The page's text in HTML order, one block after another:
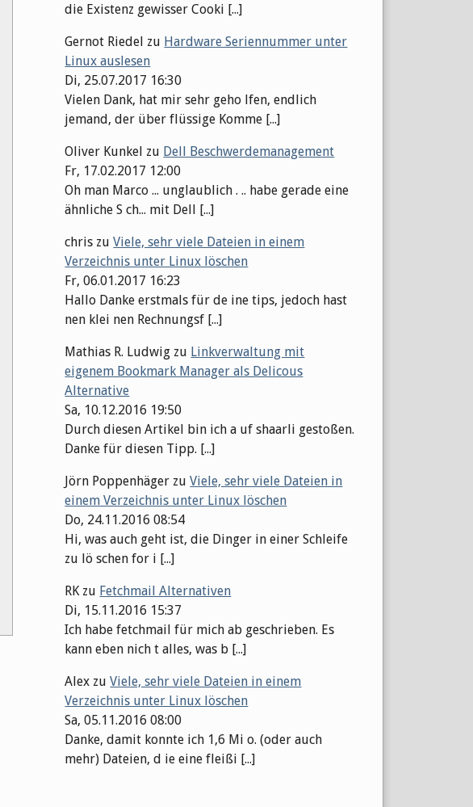
die Existenz gewisser Cooki [...]
Gernot Riedel zu Hardware Seriennummer unter
Linux auslesen
Di, 25.07.2017 16:30
Vielen Dank, hat mir sehr geho lfen, endlich
jemand, der über flüssige Komme [...]
Oliver Kunkel zu Dell Beschwerdemanagement
Fr, 17.02.2017 12:00
Oh man Marco ... unglaublich . .. habe gerade eine
ähnliche S ch... mit Dell [...]
chris zuViele, sehr viele Dateien in einem
Verzeichnis unter Linux löschen
Fr, 06.01.2017 16:23
Hallo Danke erstmals für de ine tips, jedoch hast
nen klei nen Rechnungsf [...]
Mathias R. Ludwig zu Linkverwaltung mit
eigenem Bookmark Manager als Delicous
Alternative
Sa, 10.12.2016 19:50
Durch diesen Artikel bin ich a uf shaarli gestoßen.
Danke für diesen Tipp. [...]
Jörn Poppenhäger zuViele, sehr viele Dateien in
einem Verzeichnis unter Linux löschen
Do, 24.11.2016 08:54
Hi, was auch geht ist, die Dinger in einer Schleife
zu lö schen for i [...]
RK zu Fetchmail Alternativen
Di, 15.11.2016 15:37
Ich habe fetchmail für mich ab geschrieben. Es
kann eben nich t alles, was b [...]
Alex zuViele, sehr viele Dateien in einem
Verzeichnis unter Linux löschen
Sa, 05.11.2016 08:00
Danke, damit konnte ich 1,6 Mi o. (oder auch
mehr) Dateien, d ie eine fleißi [...]